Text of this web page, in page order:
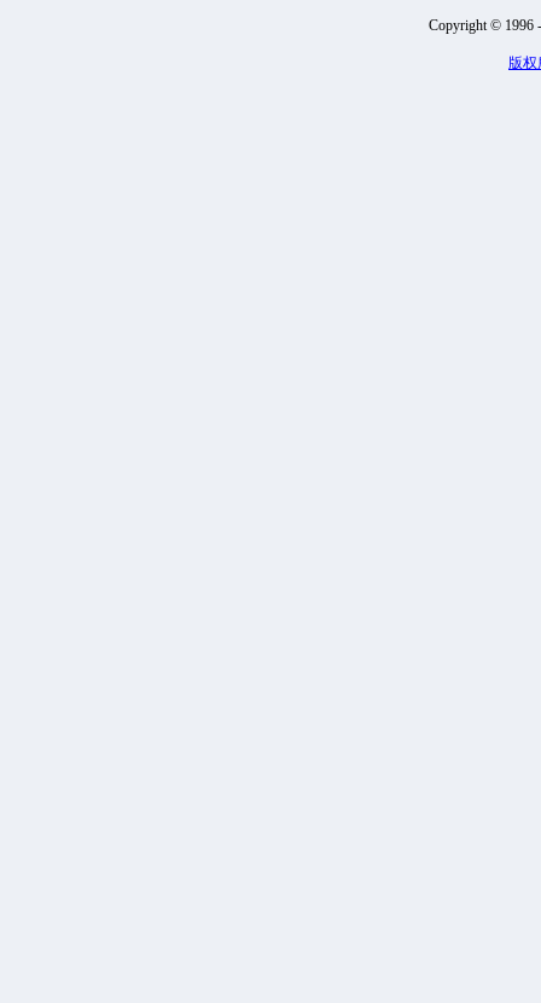
Copyright © 1996
版权